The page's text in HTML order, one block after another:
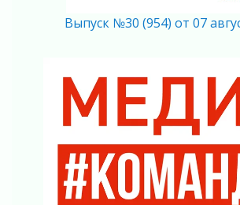
Регион готовится к выборам
04 августа 2026
04 августа 2026
Без риска для здоровья и
04 августа 2026
Важная информация
04 августа 2026
Что делать со сбережениями
04 августа 2026
Выпуск №30 (954) от 07